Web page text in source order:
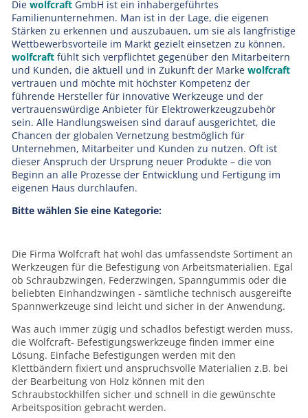
Diewolfcraft GmbH ist ein inhabergeführtes
Familienunternehmen. Man ist in der Lage, die eigenen
Stärken zu erkennen und auszubauen, um sie als langfristige
Wettbewerbsvorteile im Markt gezielt einsetzen zu können.
wolfcraft fühlt sich verpflichtet gegenüber den Mitarbeitern
und Kunden, die aktuell und in Zukunft der Markewolfcraft
vertrauen und möchte mit höchster Kompetenz der
führende Hersteller für innovative Werkzeuge und der
vertrauenswürdige Anbieter für Elektrowerkzeugzubehör
sein. Alle Handlungsweisen sind darauf ausgerichtet, die
Chancen der globalen Vernetzung bestmöglich für
Unternehmen, Mitarbeiter und Kunden zu nutzen. Oft ist
dieser Anspruch der Ursprung neuer Produkte – die von
Beginn an alle Prozesse der Entwicklung und Fertigung im
eigenen Haus durchlaufen.
Bitte wählen Sie eine Kategorie:
Die Firma Wolfcraft hat wohl das umfassendste Sortiment an
Werkzeugen für die Befestigung von Arbeitsmaterialien. Egal
ob Schraubzwingen, Federzwingen, Spanngummis oder die
beliebten Einhandzwingen - sämtliche technisch ausgereifte
Spannwerkzeuge sind leicht und sicher in der Anwendung.
Was auch immer zügig und schadlos befestigt werden muss,
die Wolfcraft- Befestigungswerkzeuge finden immer eine
Lösung. Einfache Befestigungen werden mit den
Klettbändern fixiert und anspruchsvolle Materialien z.B. bei
der Bearbeitung von Holz können mit den
Schraubstockhilfen sicher und schnell in die gewünschte
Arbeitsposition gebracht werden.